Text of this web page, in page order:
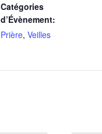
Catégories
d’Évènement:
Prière, Veilles